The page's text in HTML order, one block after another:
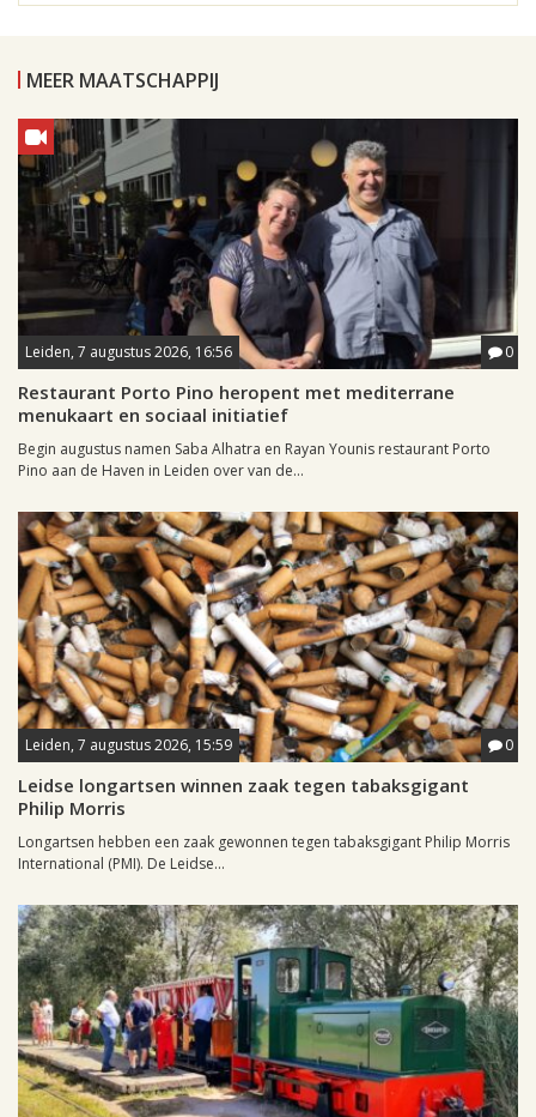
MEER MAATSCHAPPIJ
Leiden, 7 augustus 2026, 16:56 0
Restaurant Porto Pino heropent met mediterrane
menukaart en sociaal initiatief
Begin augustus namen Saba Alhatra en Rayan Younis restaurant Porto
Pino aan de Haven in Leiden over van de...
Leiden, 7 augustus 2026, 15:59 0
Leidse longartsen winnen zaak tegen tabaksgigant
Philip Morris
Longartsen hebben een zaak gewonnen tegen tabaksgigant Philip Morris
International (PMI). De Leidse...